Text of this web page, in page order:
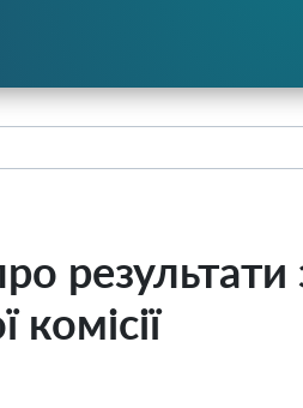
результати